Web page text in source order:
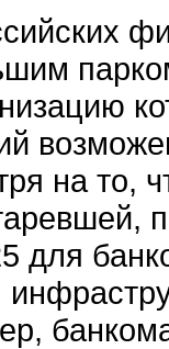
на то,
для